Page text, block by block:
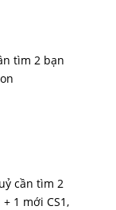
tìm 2 bạn
cần tìm 2
1 mới CS1,